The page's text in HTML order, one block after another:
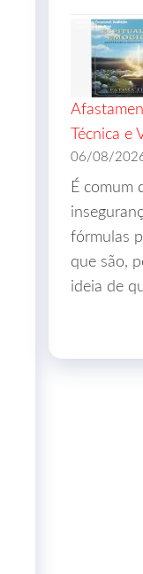
Técnica e
06/08/
É comum
fórmulas
que são,
ideia de